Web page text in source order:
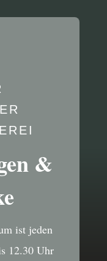
&
ist jeden
12.30 Uhr